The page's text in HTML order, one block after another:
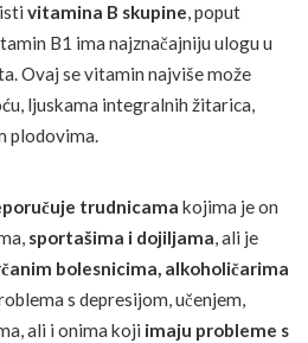
vitamina B skupine, poput
B1 ima najznačajniju ulogu u
Ovaj se vitamin najviše može
ljuskama integralnih žitarica,
plodovima.
trudnicama kojima je on
sportašima i dojiljama, ali je
bolesnicima, alkoholičarima
s depresijom, učenjem,
ali i onima koji imaju probleme s